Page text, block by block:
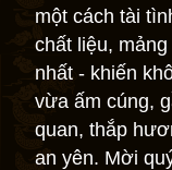
một cách tài
chất liệu,
nhất - khiến
vừa ấm cúng,
quan, thắp
an yên. Mời